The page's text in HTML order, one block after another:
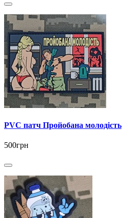
PVC патч Пройобана молодість
500грн